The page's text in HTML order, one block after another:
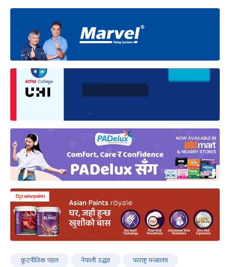
कूटनीतिक पहल नेपाली उद्धार
परराष्ट्र मन्त्रालय